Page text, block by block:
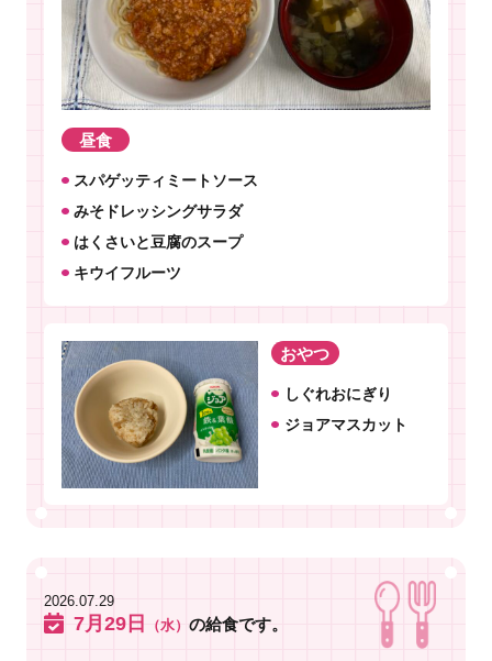
昼食
スパゲッティミートソース
みそドレッシングサラダ
はくさいと豆腐のスープ
キウイフルーツ
おやつ
しぐれおにぎり
ジョアマスカット
2026.07.29
7月29日 （水） の給食です。